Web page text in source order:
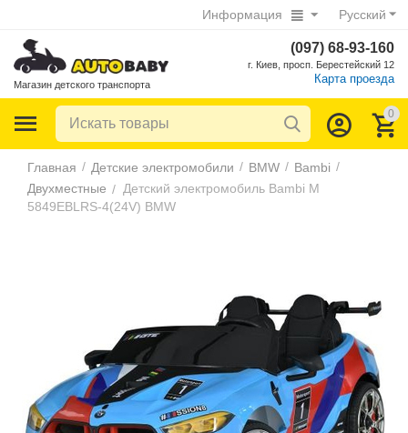
Русский
Информация
Магазин детского транспорта
(097) 68-93-160
г. Киев, просп. Берестейский 12
Карта проезда
0
Главная / Детские электромобили / BMW / Bambi /
Двухместные / Детский электромобиль Bambi M
5849EBLRS-4(24V) BMW